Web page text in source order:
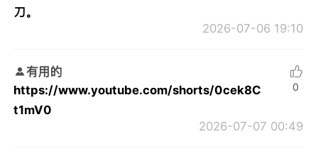
刀。
2026-07-06 19:10
有用的
https://www.youtube.com/shorts/0cek8C
t1mV0
2026-07-07 00:49
0